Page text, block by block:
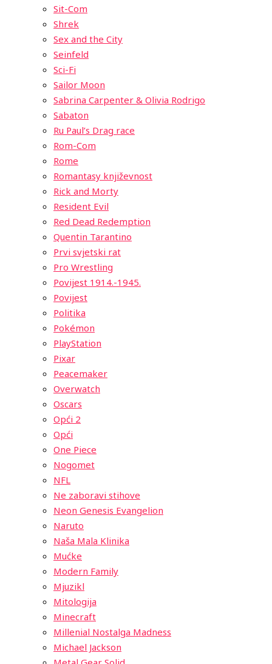
Sit-Com
Shrek
Sex and the City
Seinfeld
Sci-Fi
Sailor Moon
Sabrina Carpenter & Olivia Rodrigo
Sabaton
Ru Paul’s Drag race
Rom-Com
Rome
Romantasy književnost
Rick and Morty
Resident Evil
Red Dead Redemption
Quentin Tarantino
Prvi svjetski rat
Pro Wrestling
Povijest 1914.-1945.
Povijest
Politika
Pokémon
PlayStation
Pixar
Peacemaker
Overwatch
Oscars
Opći 2
Opći
One Piece
Nogomet
NFL
Ne zaboravi stihove
Neon Genesis Evangelion
Naruto
Naša Mala Klinika
Mućke
Modern Family
Mjuzikl
Mitologija
Minecraft
Millenial Nostalga Madness
Michael Jackson